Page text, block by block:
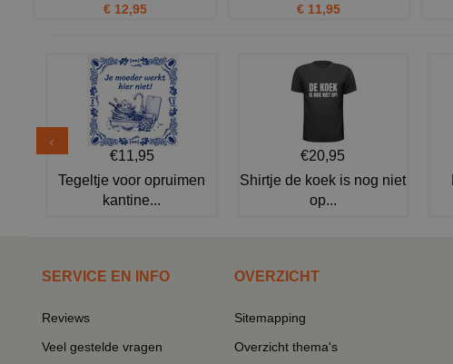
€ 12,95
€ 11,95
€11,95
Tegeltje voor opruimen
kantine...
€20,95
Shirtje de koek is nog niet
op...
SERVICE EN INFO
Reviews
Veel gestelde vragen
OVERZICHT
Sitemapping
Overzicht thema's